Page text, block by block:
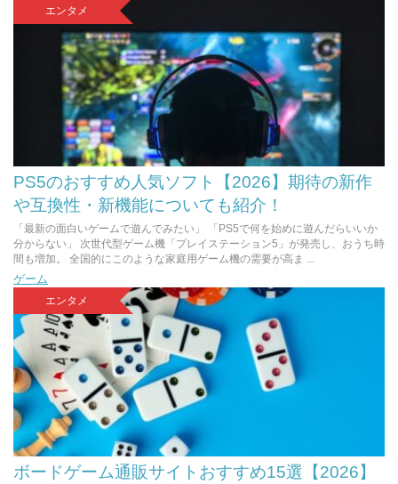
エンタメ
PS5のおすすめ人気ソフト【2026】期待の新作
や互換性・新機能についても紹介！
「最新の面白いゲームで遊んでみたい」 「PS5で何を始めに遊んだらいいか
分からない」 次世代型ゲーム機「プレイステーション5」が発売し、おうち時
間も増加。 全国的にこのような家庭用ゲーム機の需要が高ま ...
ゲーム
エンタメ
ボードゲーム通販サイトおすすめ15選【2026】